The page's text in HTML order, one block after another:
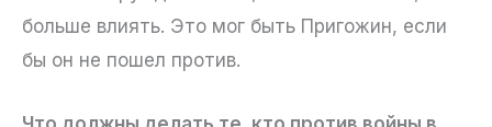
больше влиять. Это мог быть Пригожин, если
бы он не пошел против.